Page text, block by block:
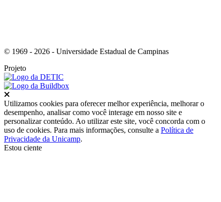
© 1969 - 2026 - Universidade Estadual de Campinas
Projeto
Utilizamos cookies para oferecer melhor experiência, melhorar o
desempenho, analisar como você interage em nosso site e
personalizar conteúdo. Ao utilizar este site, você concorda com o
uso de cookies. Para mais informações, consulte a Política de
Privacidade da Unicamp.
Estou ciente